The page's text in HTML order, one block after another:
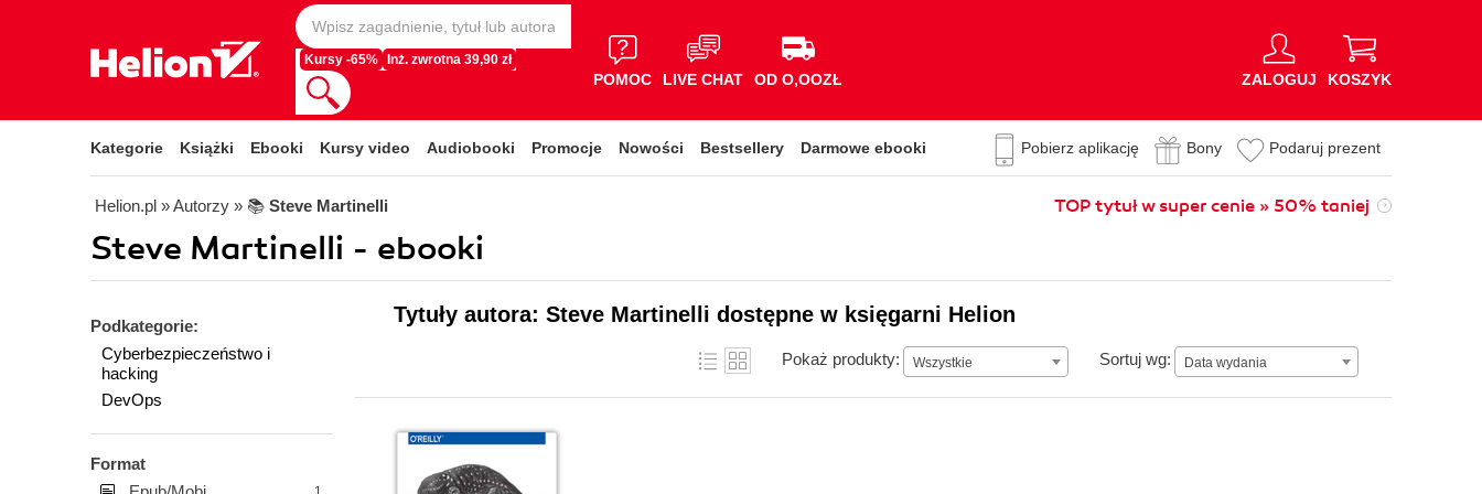
Kursy -65% Inż. zwrotna 39,90 zł
POMOC LIVE CHAT OD O,OOZŁ ZALOGUJ KOSZYK
Kategorie Książki Ebooki Kursy video Audiobooki Promocje Nowości Bestsellery Darmowe ebooki Pobierz aplikację Bony Podaruj prezent
Helion.pl » Autorzy » 📚 Steve Martinelli TOP tytuł w super cenie » 50% taniej
Steve Martinelli - ebooki
Podkategorie:
Cyberbezpieczeństwo i
hacking
DevOps
Format
Tytuły autora: Steve Martinelli dostępne w księgarni Helion
Pokaż produkty: Wszystkie Sortuj wg: Data wydania
Data wydania